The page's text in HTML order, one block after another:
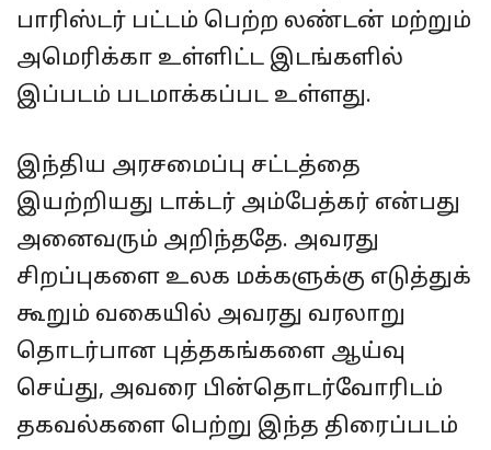
பாரிஸ்டர் பட்டம் பெற்ற லண்டன் மற்றும்
அமெரிக்கா உள்ளிட்ட இடங்களில்
இப்படம் படமாக்கப்பட உள்ளது.
இந்திய அரசமைப்பு சட்டத்தை
இயற்றியது டாக்டர் அம்பேத்கர் என்பது
அனைவரும் அறிந்ததே. அவரது
சிறப்புகளை உலக மக்களுக்கு எடுத்துக்
கூறும் வகையில் அவரது வரலாறு
தொடர்பான புத்தகங்களை ஆய்வு
செய்து, அவரை பின்தொடர்வோரிடம்
தகவல்களை பெற்று இந்த திரைப்படம்